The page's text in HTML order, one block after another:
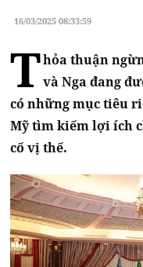
16/03/2025 08:33:59
Thỏa thuận
và Nga đang
có những mục tiêu
Mỹ tìm kiếm lợi ích
cố vị thế.